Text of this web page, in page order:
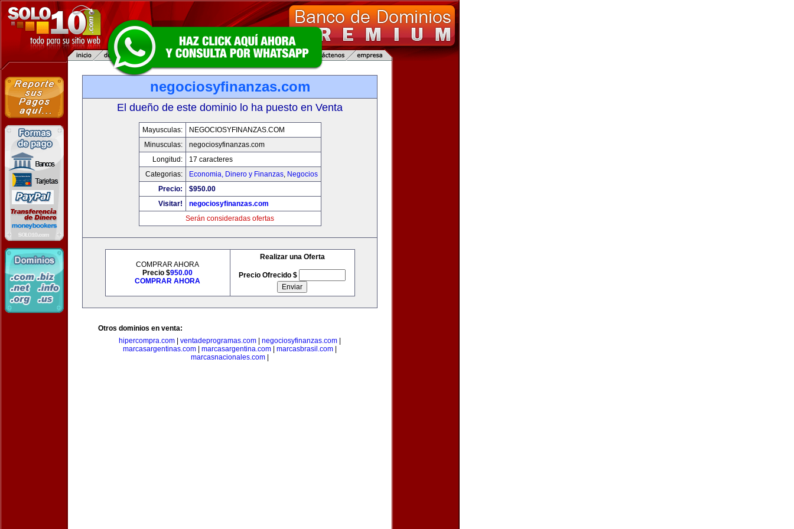
negociosyfinanzas.com
El dueño de este dominio lo ha puesto en Venta
Mayusculas:
NEGOCIOSYFINANZAS.COM
Minusculas:
negociosyfinanzas.com
Longitud:
17 caracteres
Categorias:
Economia, Dinero y Finanzas, Negocios
Precio:
$950.00
Visitar!
negociosyfinanzas.com
Serán consideradas ofertas
COMPRAR AHORA
Precio $950.00
COMPRAR AHORA
Realizar una Oferta
Precio Ofrecido $
Otros dominios en venta:
hipercompra.com
ventadeprogramas.com negociosyfinanzas.com
marcasargentinas.com
marcasargentina.com marcasbrasil.com
marcasnacionales.com